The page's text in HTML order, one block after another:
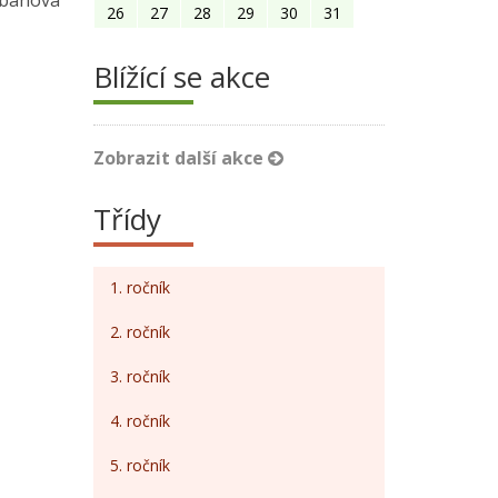
26
27 28 29 30 31
Blížící se akce
Zobrazit další akce
Třídy
1. ročník
2. ročník
3. ročník
4. ročník
5. ročník